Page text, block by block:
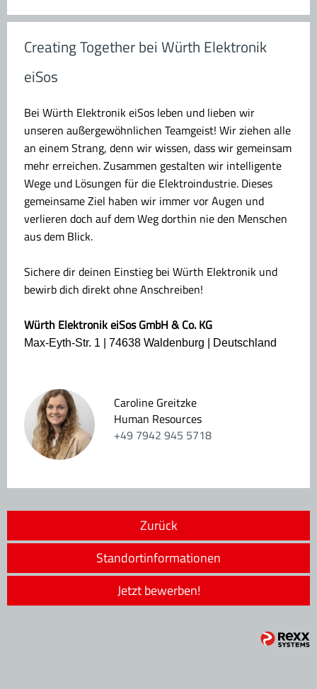
Creating Together bei Würth Elektronik
eiSos
Bei Würth Elektronik eiSos leben und lieben wir
unseren außergewöhnlichen Teamgeist! Wir ziehen alle
an einem Strang, denn wir wissen, dass wir gemeinsam
mehr erreichen. Zusammen gestalten wir intelligente
Wege und Lösungen für die Elektroindustrie. Dieses
gemeinsame Ziel haben wir immer vor Augen und
verlieren doch auf dem Weg dorthin nie den Menschen
aus dem Blick.
Sichere dir deinen Einstieg bei Würth Elektronik und
bewirb dich direkt ohne Anschreiben!
Würth Elektronik eiSos GmbH & Co. KG
Max-Eyth-Str. 1 | 74638 Waldenburg | Deutschland
Caroline Greitzke
Human Resources
+49 7942 945 5718
Standortinformationen
Zurück
Jetzt bewerben!